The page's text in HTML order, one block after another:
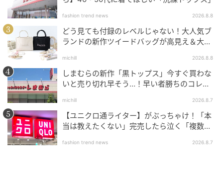
次の記事
春夏こそ【似合うデニム】が欲しい！ 40代が
無理なくはけて確実に洒落る「ルーズフレ
ア」が旬です
の記事をもっとみる
fashion trend news 2026.8.8
どう見ても付録のレベルじゃない！大人気ブ
ランドの新作ツイードバッグが高見え＆大容
michill 2026.8.8
しまむらの新作「黒トップス」今すぐ買わな
いと売り切れ早そう…！早い者勝ちのコレ買
michill 2026.8.7
【ユニクロ通ライター】がぶっちゃけ！「本
当は教えたくない」完売したら泣く「複数買
fashion trend news 2026.8.7